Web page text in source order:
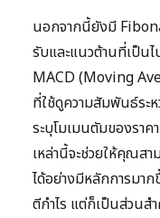
นอกจากนี้ยังมี
รับและแนวต้านที่เป็น
MACD (Moving
ที่ใช้ดูความสัมพันธ์ระ
ระบุโมเมนตัมของรา
เหล่านี้จะช่วยให้คุณส
ได้อย่างมีหลักการมาก
ตีกำไร แต่ก็เป็นส่วน